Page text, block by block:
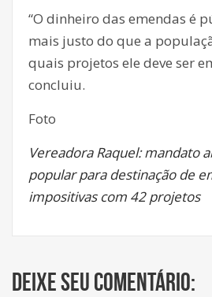
“O dinheiro das emendas é
mais justo do que a
quais projetos ele deve ser
concluiu.
Foto
Vereadora Raquel: mandato
popular para destinação de
impositivas com 42 projetos
Deixe seu comentário: